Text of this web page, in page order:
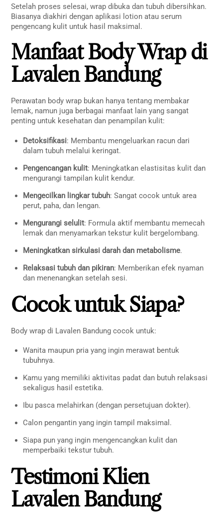
Setelah proses selesai, wrap dibuka dan tubuh dibersihkan.
Biasanya diakhiri dengan aplikasi lotion atau serum
pengencang kulit untuk hasil maksimal.
Manfaat Body Wrap di
Lavalen Bandung
Perawatan body wrap bukan hanya tentang membakar
lemak, namun juga berbagai manfaat lain yang sangat
penting untuk kesehatan dan penampilan kulit:
Detoksifikasi: Membantu mengeluarkan racun dari
dalam tubuh melalui keringat.
Pengencangan kulit: Meningkatkan elastisitas kulit dan
mengurangi tampilan kulit kendur.
Mengecilkan lingkar tubuh: Sangat cocok untuk area
perut, paha, dan lengan.
Mengurangi selulit: Formula aktif membantu memecah
lemak dan menyamarkan tekstur kulit bergelombang.
Meningkatkan sirkulasi darah dan metabolisme.
Relaksasi tubuh dan pikiran: Memberikan efek nyaman
dan menenangkan setelah sesi.
Cocok untuk Siapa?
Body wrap di Lavalen Bandung cocok untuk:
Wanita maupun pria yang ingin merawat bentuk
tubuhnya.
Kamu yang memiliki aktivitas padat dan butuh relaksasi
sekaligus hasil estetika.
Ibu pasca melahirkan (dengan persetujuan dokter).
Calon pengantin yang ingin tampil maksimal.
Siapa pun yang ingin mengencangkan kulit dan
memperbaiki tekstur tubuh.
Testimoni Klien
Lavalen Bandung